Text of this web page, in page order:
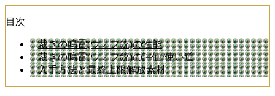
目次
裁きの鳴雷(ウォフ銃)の性能
裁きの鳴雷(ウォフ銃)の評価/使い道
入手方法と最終上限解放素材